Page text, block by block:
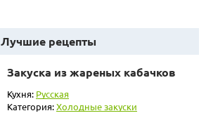
Лучшие рецепты
Закуска из жареных кабачков
Кухня: Русская
Категория:Холодные закуски